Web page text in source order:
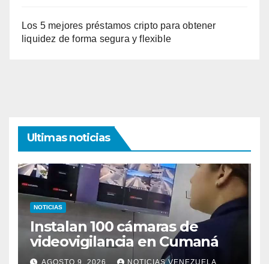
Los 5 mejores préstamos cripto para obtener
liquidez de forma segura y flexible
Ultimas noticias
NOTICIAS
Instalan 100 cámaras de
videovigilancia en Cumaná
AGOSTO 9, 2026 NOTICIAS VENEZUELA